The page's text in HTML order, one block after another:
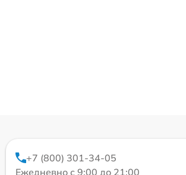
+7 (800) 301-34-05
Ежедневно с 9:00 до 21:00